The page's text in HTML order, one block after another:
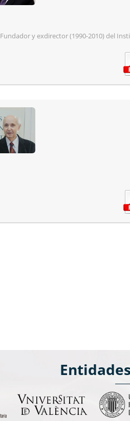
Fundador y exdirector (1990-2010) del